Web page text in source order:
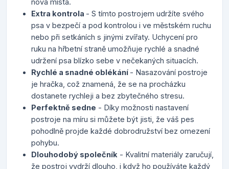
nová místa.
Extra kontrola - S tímto postrojem udržíte svého
psa v bezpečí a pod kontrolou i ve městském ruchu
nebo při setkáních s jinými zvířaty. Uchycení pro
ruku na hřbetní straně umožňuje rychlé a snadné
udržení psa blízko sebe v nečekaných situacích.
Rychlé a snadné oblékání - Nasazování postroje
je hračka, což znamená, že se na procházku
dostanete rychleji a bez zbytečného stresu.
Perfektně sedne - Díky možnosti nastavení
postroje na míru si můžete být jisti, že váš pes
pohodlně projde každé dobrodružství bez omezení
pohybu.
Dlouhodobý společník - Kvalitní materiály zaručují,
že postroj vydrží dlouho, i když ho používáte každý